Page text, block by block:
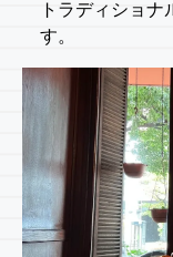
トラディショナ
す。